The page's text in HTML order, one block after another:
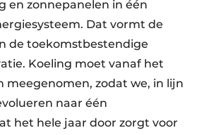
en zonnepanelen in één
Dat vormt de
de toekomstbestendige
Koeling moet vanaf het
meegenomen, zodat we, in lijn
naar één
het hele jaar door zorgt voor